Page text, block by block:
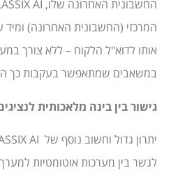
המרכזי (החשבונית האחרונה)
אותו לדוא"ל הלקוח – ללא צורך
במשאבים שמתאפשר בעקבות כך
גישור בין בינה מלאכותית
לגשר בין מערכות אוטומטיות